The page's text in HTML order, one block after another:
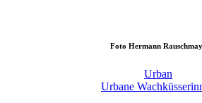
Foto Hermann
Urban
Urbane